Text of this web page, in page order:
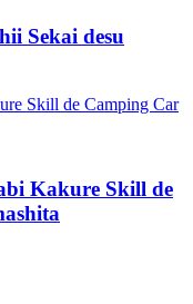
Sekai desu
Kakure Skill de